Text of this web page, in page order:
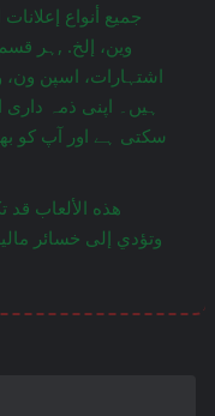
وين، إلخ. ,ہر
اشتہارات، اسپن
ہیں۔ اپنی ذمہ
سکتی ہے اور آپ کو